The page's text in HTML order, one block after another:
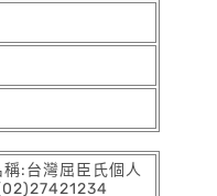
:台灣屈臣氏個人